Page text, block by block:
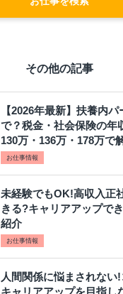
その他の記事
【2026年最新】扶養内
で？税金・社会保険の年
130万・136万・178万で
お仕事情報
未経験でもOK!高収入正
きる?キャリアアップで
紹介
お仕事情報
人間関係に悩まされない